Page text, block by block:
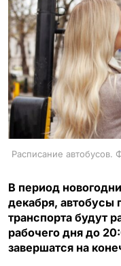
Расписание автобусов.
В период
декабря, автобусы
транспорта будут
рабочего дня до
завершатся на